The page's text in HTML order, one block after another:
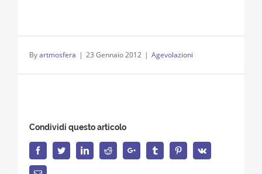
Byartmosfera | 23 Gennaio 2012 | Agevolazioni
Condividi questo articolo
FacebookTwitterLinkedInReddit Google+ Tumblr PinterestVk